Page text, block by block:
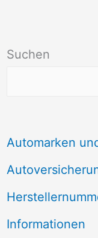
Suchen
Automarken
Informationen